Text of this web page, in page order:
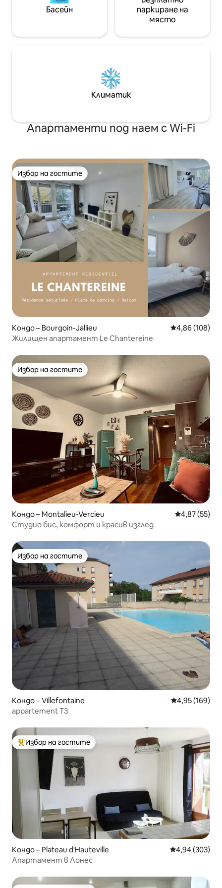
Басейн
паркиране на
място
Климатик
Апартаменти под наем с Wi-Fi
Избор на гостите
Избор на гостите
Кондо – Bourgoin-Jallieu Средна
4,86 (108)
Жилищен апартамент Le Chantereine
Избор на гостите
Избор на гостите
Кондо – Montalieu-Vercieu Средна
4,87 (55)
Студио бис, комфорт и красив изглед
Избор на гостите
Избор на гостите
Кондо – Villefontaine Средна
4,95 (169)
appartement T3
Най-популярен избор на гостите
Избор на гостите
Кондо – Plateau d'Hauteville Средна
4,94 (303)
Апартамент в Лонес